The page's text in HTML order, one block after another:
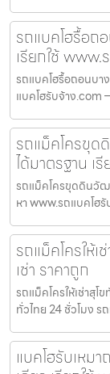
รถแบคโฮรื้อถ
เรียกใช้
รถแบคโฮรื้อถอนบา
แบคโฮรับจ้าง.com
รถแม็คโครขุด
ได้มาตรฐาน เ
รถแม็คโครขุดดินวัฒ
หา www.รถแบคโฮ
รถแม็คโครให้เ
เช่า ราคาถูก
รถแม็คโครให้เช่าสุโ
ทั่วไทย 24 ชั่วโมง ร
แบคโฮรับเหม